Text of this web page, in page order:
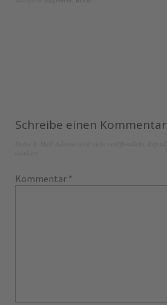
Schreibe einen Kommentar
Kommentar *